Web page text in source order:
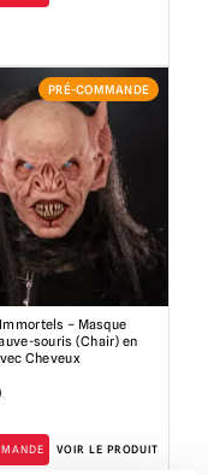
PRÉ-COMMANDE
– Masque
souris (Chair) en
Cheveux
VOIR LE PRODUIT